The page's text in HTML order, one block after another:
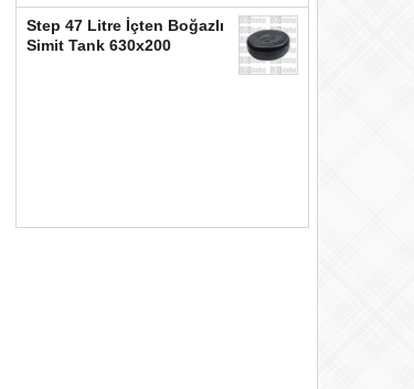
Step 47 Litre İçten Boğazlı
Simit Tank 630x200